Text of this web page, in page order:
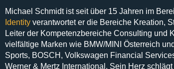
Michael Schmidt ist seit über 15 Jahren im
Identity verantwortet er die Bereiche Kreation,
Leiter der Kompetenzbereiche Consulting und
vielfältige Marken wie BMW/MINI Österreich
Sports, BOSCH, Volkswagen Financial
Werner & Mertz International. Sein Herz